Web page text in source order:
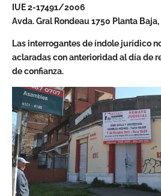
IUE 2-17491/2006
Avda. Gral Rondeau 1750 Planta
Las interrogantes de índole jurídico
aclaradas con anterioridad al día de
de confianza.